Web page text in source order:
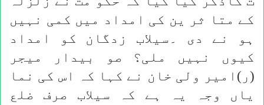
کے متا ثر ین کی امداد میں کمی نہیں
ہو نے دی ۔سیلاب زدگان کو امداد
کیوں نہیں ملی؟ صو بیدار میجر
(ر)امیر ولی خان نے کہا کہ اس کی نما
یاں وجہ یہ ہے کہ سیلاب صرف ضلع